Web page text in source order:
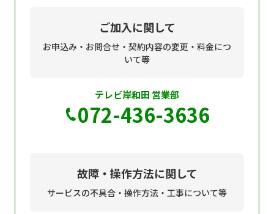
ご加入に関して
お申込み・お問合せ・契約内容の変更・料金につ
いて等
テレビ岸和田 営業部
072-436-3636
故障・操作方法に関して
サービスの不具合・操作方法・工事について等